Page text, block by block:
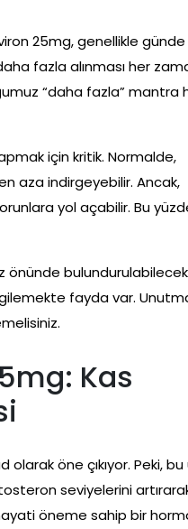
25mg, genellikle
fazla alınması her
“daha fazla” mantra
için kritik. Normalde,
aza indirgeyebilir. Ancak,
yol açabilir. Bu
önünde
fayda var.
Kas
öne çıkıyor. Peki, bu
seviyelerini
öneme sahip bir